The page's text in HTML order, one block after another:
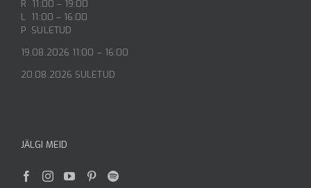
R 11:00 – 19:00
L 11:00 – 16:00
P SULETUD
19.08.2026 11:00 – 16:00
20.08.2026 SULETUD
JÄLGI MEID